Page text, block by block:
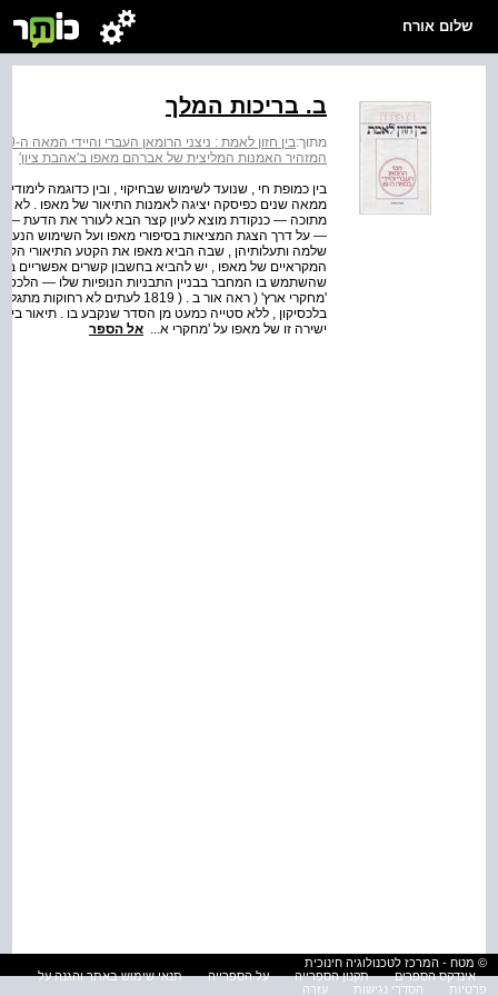
שלום אורח
ב. בריכות המלך
מתוך:בין חזון לאמת : ניצני הרומאן העברי והיידי המאה ה-19
המזהיר האמנות המליצית של אברהם מאפו ב'אהבת ציון'
בין כמופת חי , שנועד לשימוש שבחיקוי , ובין כדוגמה
ממאה שנים כפיסקה יציגה לאמנות התיאור של מאפו .
מתוכה — כנקודת מוצא לעיון קצר הבא לעורר את הדעת —
— על דרך הצגת המציאות בסיפורי מאפו ועל השימוש
שלמה ותעלותיהן , שבה הביא מאפו את הקטע התיאורי הקצר
המקראיים של מאפו , יש להביא בחשבון קשרים אפשריים
שהשתמש בו המחבר בבניין התבניות הנופיות שלו —
'מחקרי ארץ' ( ראה אור ב . ( 1819
בלכסיקון , ללא סטייה כמעט מן הסדר שנקבע בו . תיאור
ישירה זו של מאפו על 'מחקרי א... אל הספר
© מטח - המרכז לטכנולוגיה חינוכית
אינדקס הספרים
תקנון הספרייה על הספרייה
תנאי שימוש באתר והגנה על
פרטיות
הסדרי נגישות עזרה